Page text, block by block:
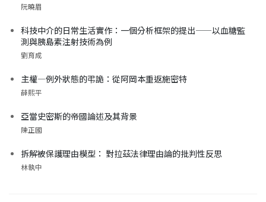
阮曉眉
科技中介的日常生活實作：一個分析框架的提出——以血糖監
測與胰島素注射技術為例
劉育成
主權—例外狀態的弔詭：從阿岡本重返施密特
薛熙平
亞當史密斯的帝國論述及其背景
陳正國
拆解被保護理由模型： 對拉茲法律理由論的批判性反思
林執中